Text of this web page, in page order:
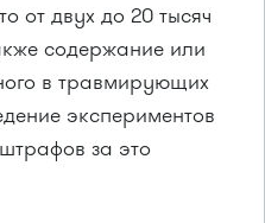
от двух до 20 тысяч
содержание или
в травмирующих
экспериментов
за это